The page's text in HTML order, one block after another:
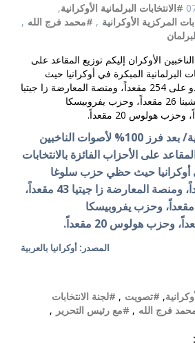
#الانتخابات البرلمانية الأوكرانية,
المركزية الأوكرانية , #محمد فرج الله ,
الناخبين الأوكران إليكم توزيع المقاعد على
البرلمانية المبكرة في أوكرانيا حيث
حظي حزب سلوغا نارودو على 254 مقعداً، ومنصة المعارضة زا جيتيا
43 مقعداً، وحزب باتكيفشينا 26 مقعداً، وحزب يفروبيسكا
كييف/ أوكرانيا بالعربية/ بعد فرز 100% لأصوات الناخبين
على الأحزاب الفائزة بالانتخابات
أوكرانيا حيث حظي حزب سلوغا
43 مقعداً،
وحزب باتكيفشينا 26 مقعداً، وحزب يفروبيسكا
المصدر: أوكرانيا بالعربية
, #تصويت , #لجنة الانتخابات
فرج الله , #مع رئيس التحرير ,